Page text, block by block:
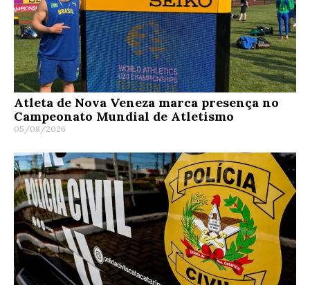
Atleta de Nova Veneza marca presença no
Campeonato Mundial de Atletismo
05/08/2026